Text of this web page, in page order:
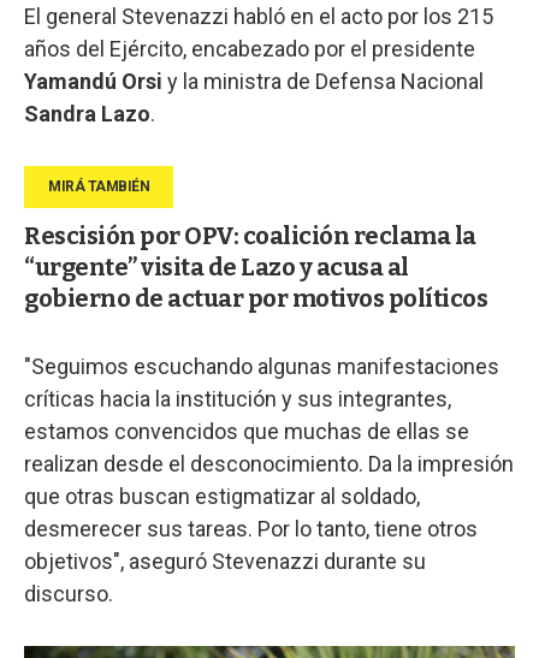
El general Stevenazzi habló en el acto por los 215
años del Ejército, encabezado por el presidente
Yamandú Orsi y la ministra de Defensa Nacional
Sandra Lazo.
Rescisión por OPV: coalición reclama la
“urgente” visita de Lazo y acusa al
gobierno de actuar por motivos políticos
"Seguimos escuchando algunas manifestaciones
críticas hacia la institución y sus integrantes,
estamos convencidos que muchas de ellas se
realizan desde el desconocimiento. Da la impresión
que otras buscan estigmatizar al soldado,
desmerecer sus tareas. Por lo tanto, tiene otros
objetivos", aseguró Stevenazzi durante su
discurso.